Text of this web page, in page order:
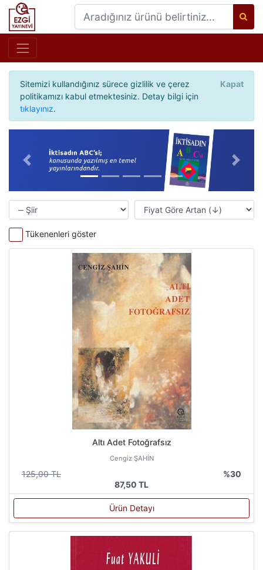
Sitemizi kullandığınız sürece gizlilik ve çerez
politikamızı kabul etmektesiniz. Detay bilgi için
tıklayınız.
Kapat
Önceki
Tükenenleri göster
Altı Adet Fotoğrafsız
Cengiz ŞAHİN
125,00 TL
%30
87,50 TL
Ürün Detayı